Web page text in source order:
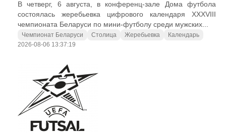
В четверг, 6 августа, в конференц-зале Дома футбола
состоялась жеребьевка цифрового календаря XXXVIII
чемпионата Беларуси по мини-футболу среди мужских...
Чемпионат Беларуси Столица Жеребьевка
Календарь
2026-08-06 13:37:19